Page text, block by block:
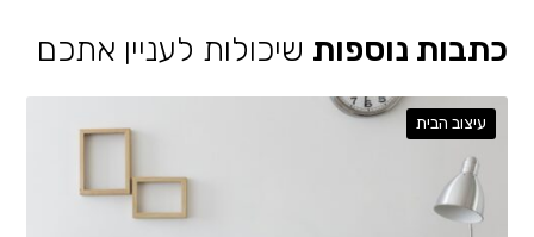
כתבות נוספות שיכולות לעניין אתכם
עיצוב הבית